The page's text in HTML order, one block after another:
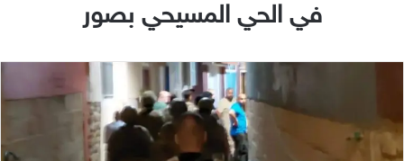
في الحي المسيحي بصور